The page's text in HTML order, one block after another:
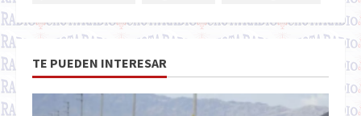
TE PUEDEN INTERESAR